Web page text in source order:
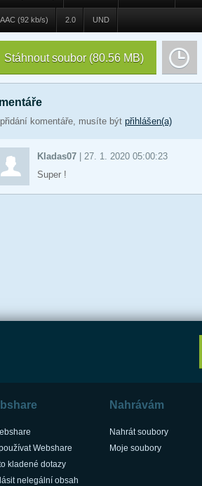
AAC (92 kb/s) 2.0 UND
Stáhnout soubor (80.56 MB)
komentáře, musíte být přihlášen(a)
Kladas07
27. 1. 2020 05:00:23
Super !
Webshare
kladené dotazy
nelegální obsah
Nahrávám
Nahrát soubory
Moje soubory